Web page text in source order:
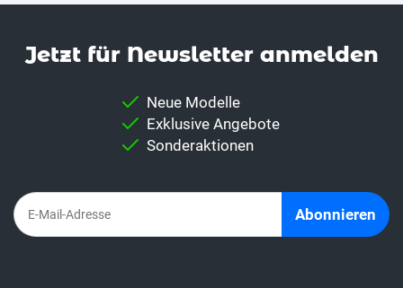
Jetzt für News­letter anmelden
Neue Modelle
Exklusive Angebote
Sonderaktionen
Abonnieren